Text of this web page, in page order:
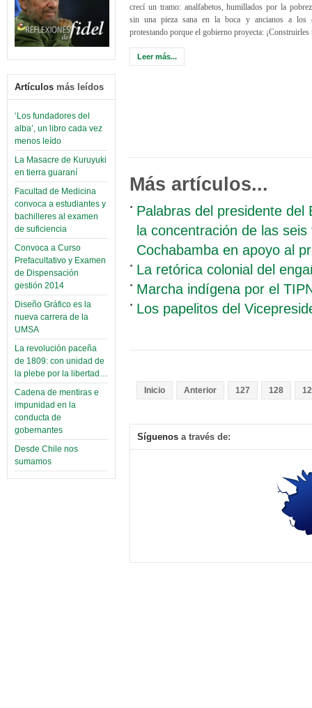
Artículos más leídos
‘Los fundadores del
alba’, un libro cada vez
menos leído
La Masacre de Kuruyuki
en tierra guaraní
Facultad de Medicina
convoca a estudiantes y
bachilleres al examen
de suficiencia
Convoca a Curso
Prefacultativo y Examen
de Dispensación
gestión 2014
Diseño Gráfico es la
nueva carrera de la
UMSA
La revolución paceña
de 1809: con unidad de
la plebe por la libertad…
Cadena de mentiras e
impunidad en la
conducta de
gobernantes
Desde Chile nos
sumamos
crecí un tramo: analfabetos, humillados por la
sin una pieza sana en la boca y ancianos a los
protestando porque el gobierno proyecta: ¡Construirles
Leer más...
Más artículos...
Palabras del presidente del
la concentración de las
Cochabamba en apoyo al
La retórica colonial del
Marcha indígena por el
Los papelitos del
Inicio Anterior 127 128
Síguenos a través de: